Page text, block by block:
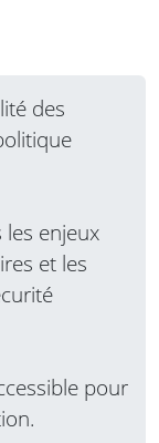
des
les enjeux
et les
pour